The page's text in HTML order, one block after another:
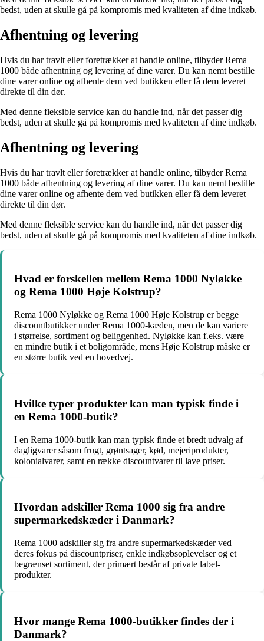
bedst, uden at skulle gå på kompromis med kvaliteten af dine indkøb.
Afhentning og levering
Hvis du har travlt eller foretrækker at handle online, tilbyder Rema
1000 både afhentning og levering af dine varer. Du kan nemt bestille
dine varer online og afhente dem ved butikken eller få dem leveret
direkte til din dør.
Med denne fleksible service kan du handle ind, når det passer dig
bedst, uden at skulle gå på kompromis med kvaliteten af dine indkøb.
Afhentning og levering
Hvis du har travlt eller foretrækker at handle online, tilbyder Rema
1000 både afhentning og levering af dine varer. Du kan nemt bestille
dine varer online og afhente dem ved butikken eller få dem leveret
direkte til din dør.
Med denne fleksible service kan du handle ind, når det passer dig
bedst, uden at skulle gå på kompromis med kvaliteten af dine indkøb.
Hvad er forskellen mellem Rema 1000 Nyløkke
og Rema 1000 Høje Kolstrup?
Rema 1000 Nyløkke og Rema 1000 Høje Kolstrup er begge
discountbutikker under Rema 1000-kæden, men de kan variere
i størrelse, sortiment og beliggenhed. Nyløkke kan f.eks. være
en mindre butik i et boligområde, mens Høje Kolstrup måske er
en større butik ved en hovedvej.
Hvilke typer produkter kan man typisk finde i
en Rema 1000-butik?
I en Rema 1000-butik kan man typisk finde et bredt udvalg af
dagligvarer såsom frugt, grøntsager, kød, mejeriprodukter,
kolonialvarer, samt en række discountvarer til lave priser.
Hvordan adskiller Rema 1000 sig fra andre
supermarkedskæder i Danmark?
Rema 1000 adskiller sig fra andre supermarkedskæder ved
deres fokus på discountpriser, enkle indkøbsoplevelser og et
begrænset sortiment, der primært består af private label-
produkter.
Hvor mange Rema 1000-butikker findes der i
Danmark?